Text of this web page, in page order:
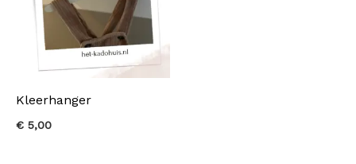
Kleerhanger
€ 5,00